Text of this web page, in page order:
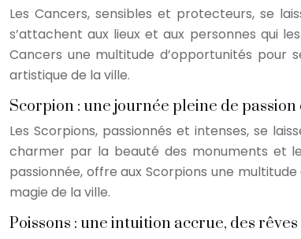
Les Cancers, sensibles et protecteurs, se
s’attachent aux lieux et aux personnes qui
Cancers une multitude d’opportunités pour
artistique de la ville.
Scorpion : une journée pleine de passion
Les Scorpions, passionnés et intenses, se
charmer par la beauté des monuments et
passionnée, offre aux Scorpions une
magie de la ville.
Poissons : une intuition accrue, des